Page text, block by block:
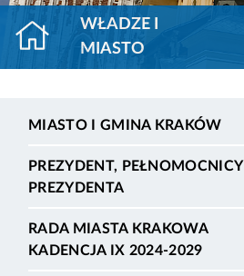
WŁADZE I
MIASTO
MIASTO I GMINA KRAKÓW
PREZYDENT, PEŁNOMOCNICY
PREZYDENTA
RADA MIASTA KRAKOWA
KADENCJA IX 2024-2029